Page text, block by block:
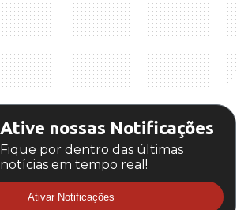
Ative nossas Notificações
Fique por dentro das últimas
notícias em tempo real!
Ativar Notificações